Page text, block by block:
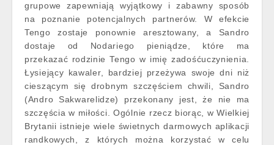
grupowe zapewniają wyjątkowy i zabawny sposób
na poznanie potencjalnych partnerów. W efekcie
Tengo zostaje ponownie aresztowany, a Sandro
dostaje od Nodariego pieniądze, które ma
przekazać rodzinie Tengo w imię zadośćuczynienia.
Łysiejący kawaler, bardziej przeżywa swoje dni niż
cieszącym się drobnym szczęściem chwili, Sandro
(Andro Sakwarelidze) przekonany jest, że nie ma
szczęścia w miłości. Ogólnie rzecz biorąc, w Wielkiej
Brytanii istnieje wiele świetnych darmowych aplikacji
randkowych, z których można korzystać w celu